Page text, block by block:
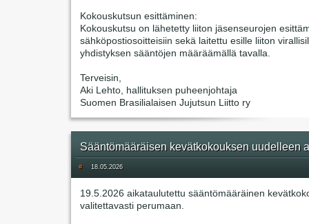
Kokouskutsun esittäminen:
Kokouskutsu on lähetetty liiton jäsenseurojen
sähköpostiosoitteisiin sekä laitettu esille liiton
yhdistyksen sääntöjen määräämällä tavalla.
Terveisin,
Aki Lehto, hallituksen puheenjohtaja
Suomen Brasilialaisen Jujutsun Liitto ry
Sääntömääräisen kevätkokouksen uudelleen
# 18.05.2026
19.5.2026 aikataulutettu sääntömääräinen
valitettavasti perumaan.